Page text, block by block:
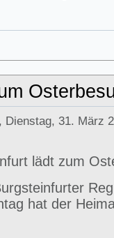
, Dienstag, 31. März
lädt zum
hat der